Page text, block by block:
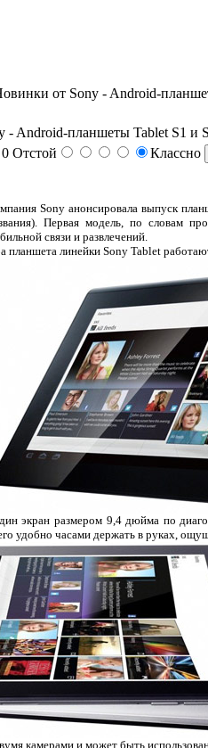
от Sony - Android-
- Android-планшеты Tablet S1 и
Отстой Классно
Sony анонсировала выпуск
Первая модель, по словам
связи и развлечений.
планшета линейки Sony Tablet
экран размером 9,4 дюйма по
удобно часами держать в руках,
камерами и может быть